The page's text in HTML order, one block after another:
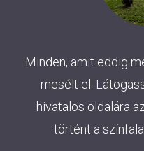
Minden, amit eddig
mesélt el.
hivatalos oldalára
történt a